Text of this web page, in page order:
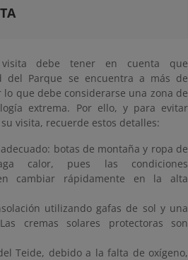
debe tener en cuenta que
del Parque se encuentra a más de
que debe considerarse una zona de
extrema. Por ello, y para evitar
visita, recuerde estos detalles:
botas de montaña y ropa de
calor, pues las condiciones
cambiar rápidamente en la alta
utilizando gafas de sol y una
cremas solares protectoras son
Teide, debido a la falta de oxígeno,